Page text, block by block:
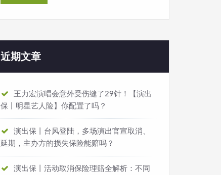
近期文章
王力宏演唱会意外受伤缝了29针！【演出
保丨明星艺人险】你配置了吗？
演出保丨台风登陆，多场演出官宣取消、
延期，主办方的损失保险能赔吗？
演出保丨活动取消保险理赔全解析：不同